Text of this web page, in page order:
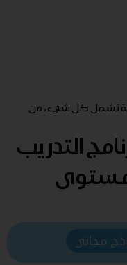
تشمل كل شيء، من
التدريب
مجاني